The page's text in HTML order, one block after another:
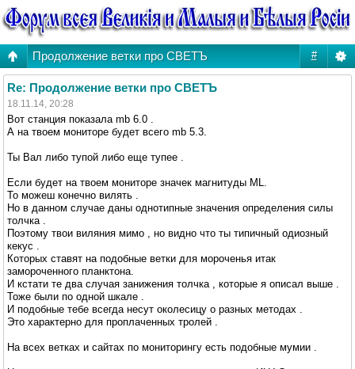
#
Продолжение ветки про СВЕТЪ
Re: Продолжение ветки про СВЕТЪ
18.11.14, 20:28
Вот станция показала mb 6.0 .
А на твоем мониторе будет всего mb 5.3.
Ты Вал либо тупой либо еще тупее .
Если будет на твоем мониторе значек магнитуды МL.
То можеш конечно вилять .
Но в данном случае даны однотипные значения определения силы
толчка .
Поэтому твои виляния мимо , но видно что ты типичный одиозный
кекус .
Которых ставят на подобные ветки для мороченья итак
замороченного планктона.
И кстати те два случая занижения толчка , которые я описал выше .
Тоже были по одной шкале .
И подобные тебе всегда несут околесицу о разных методах .
Это характерно для проплаченных тролей .
На всех ветках и сайтах по мониторингу есть подобные мумии .